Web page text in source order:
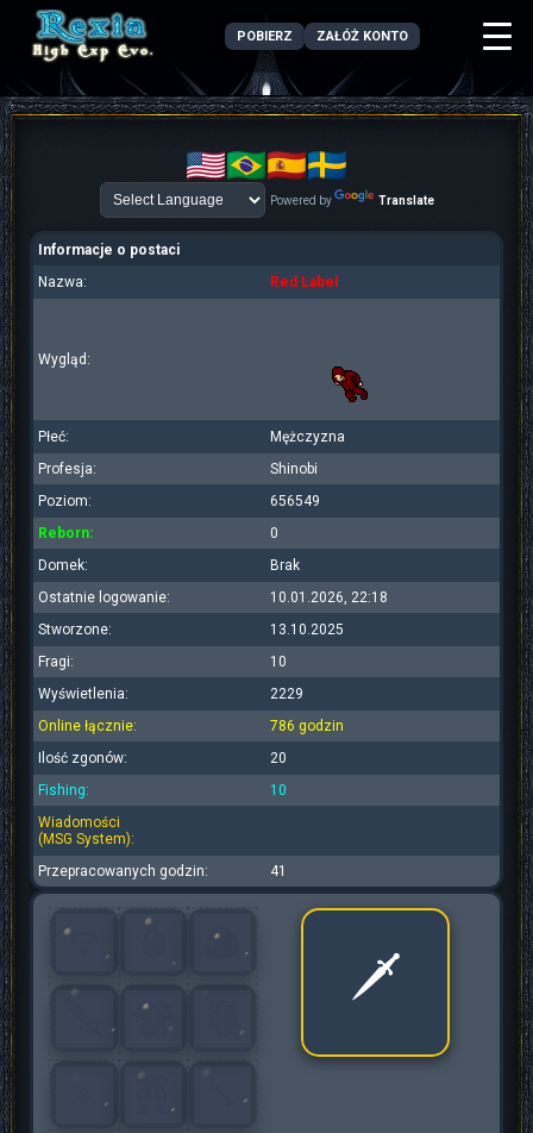
POBIERZ ZAŁÓŻ KONTO
Powered by Translate
Informacje o postaci
Nazwa:
Red Label
Wygląd:
Płeć:
Mężczyzna
Profesja:
Shinobi
Poziom:
656549
Reborn:
0
Domek:
Brak
Ostatnie logowanie:
10.01.2026, 22:18
Stworzone:
13.10.2025
Fragi:
10
Wyświetlenia:
2229
Online łącznie:
786 godzin
Ilość zgonów:
20
Fishing:
10
Wiadomości
(MSG System):
Przepracowanych godzin:
41
🗡️